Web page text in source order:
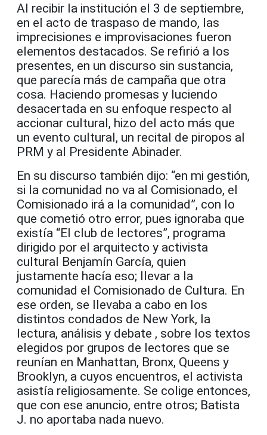
Al recibir la institución el 3 de septiembre,
en el acto de traspaso de mando, las
imprecisiones e improvisaciones fueron
elementos destacados. Se refirió a los
presentes, en un discurso sin sustancia,
que parecía más de campaña que otra
cosa. Haciendo promesas y luciendo
desacertada en su enfoque respecto al
accionar cultural, hizo del acto más que
un evento cultural, un recital de piropos al
PRM y al Presidente Abinader.
En su discurso también dijo: “en mi gestión,
si la comunidad no va al Comisionado, el
Comisionado irá a la comunidad”, con lo
que cometió otro error, pues ignoraba que
existía “El club de lectores”, programa
dirigido por el arquitecto y activista
cultural Benjamín García, quien
justamente hacía eso; llevar a la
comunidad el Comisionado de Cultura. En
ese orden, se llevaba a cabo en los
distintos condados de New York, la
lectura, análisis y debate , sobre los textos
elegidos por grupos de lectores que se
reunían en Manhattan, Bronx, Queens y
Brooklyn, a cuyos encuentros, el activista
asistía religiosamente. Se colige entonces,
que con ese anuncio, entre otros; Batista
J. no aportaba nada nuevo.